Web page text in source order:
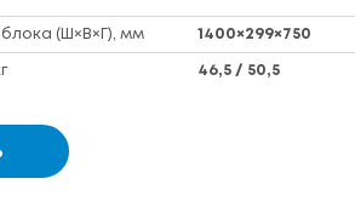
(Ш×В×Г), мм 1400×299×750
46,5 / 50,5